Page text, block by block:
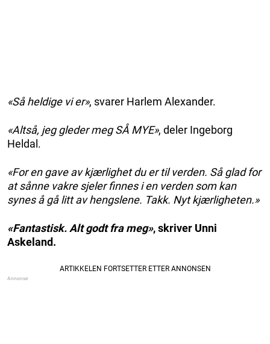
«Så heldige vi er», svarer Harlem Alexander.
«Altså, jeg gleder meg SÅ MYE», deler Ingeborg
Heldal.
«For en gave av kjærlighet du er til verden. Så glad for
at sånne vakre sjeler finnes i en verden som kan
synes å gå litt av hengslene. Takk. Nyt kjærligheten.»
«Fantastisk. Alt godt fra meg», skriver Unni
Askeland.